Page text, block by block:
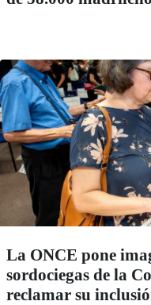
La ONCE pone
sordociegas de la
reclamar su